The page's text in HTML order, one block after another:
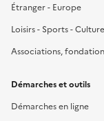
Étranger - Europe
Loisirs - Sports - Culture
Associations,
Démarches et outils
Démarches en ligne